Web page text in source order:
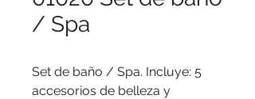
/ Spa
Set de baño / Spa. Incluye: 5
accesorios de belleza y